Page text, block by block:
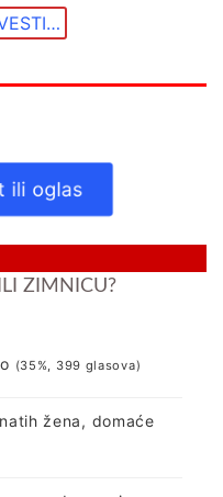
ili oglas
ZIMNICU?
(35%, 399 glasova)
žena, domaće